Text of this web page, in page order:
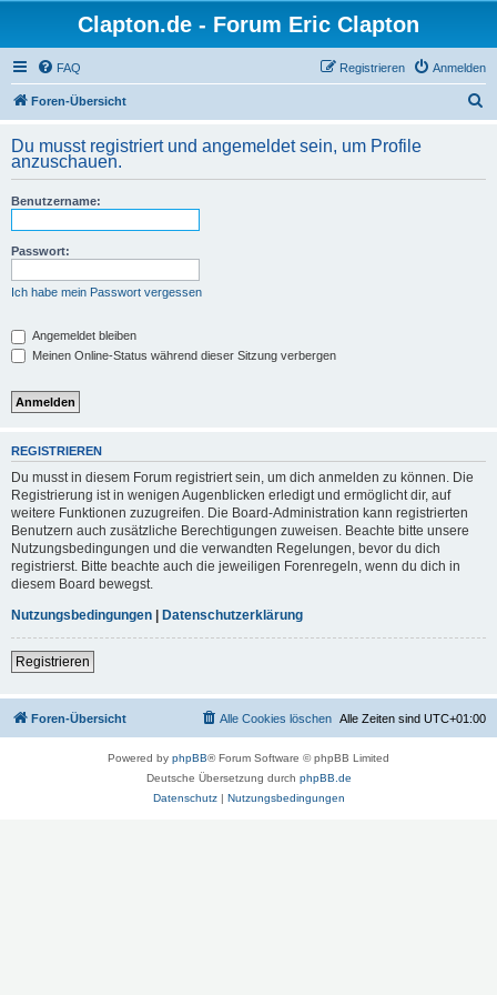
Clapton.de - Forum Eric Clapton
FAQ Anmelden
Registrieren
Foren-Übersicht
h
Du musst registriert und angemeldet sein, um Profile
anzuschauen.
Benutzername:
Passwort:
Ich habe mein Passwort vergessen
Angemeldet bleiben
Meinen Online-Status während dieser Sitzung verbergen
REGISTRIEREN
Du musst in diesem Forum registriert sein, um dich anmelden zu können. Die
Registrierung ist in wenigen Augenblicken erledigt und ermöglicht dir, auf
weitere Funktionen zuzugreifen. Die Board-Administration kann registrierten
Benutzern auch zusätzliche Berechtigungen zuweisen. Beachte bitte unsere
Nutzungsbedingungen und die verwandten Regelungen, bevor du dich
registrierst. Bitte beachte auch die jeweiligen Forenregeln, wenn du dich in
diesem Board bewegst.
Nutzungsbedingungen | Datenschutzerklärung
Registrieren
Foren-Übersicht Alle Zeiten sind UTC+01:00
Alle Cookies löschen
Powered by phpBB® Forum Software © phpBB Limited
Deutsche Übersetzung durch phpBB.de
Datenschutz| Nutzungsbedingungen